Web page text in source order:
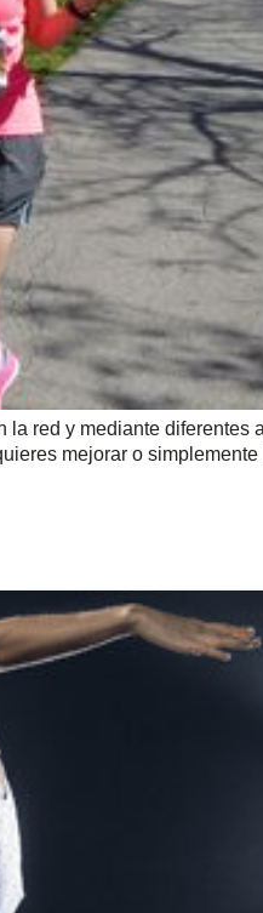
red y mediante diferentes
mejorar o